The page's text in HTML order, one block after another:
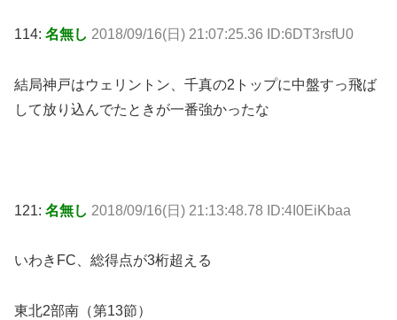
114: 名無し 2018/09/16(日) 21:07:25.36 ID:6DT3rsfU0
結局神戸はウェリントン、千真の2トップに中盤すっ飛ば
して放り込んでたときが一番強かったな
121: 名無し 2018/09/16(日) 21:13:48.78 ID:4I0EiKbaa
いわきFC、総得点が3桁超える
東北2部南（第13節）